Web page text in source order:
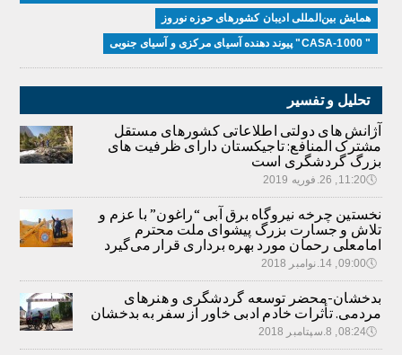
همایش بین‌المللی ادیبان کشور‌های حوزه نوروز
" CASA-1000" پیوند دهنده آسیای مرکزی و آسیای جنوبی
تحلیل و تفسیر
آژانش های دولتی اطلاعاتی کشورهای مستقل
مشترک المنافع: تاجیکستان دارای ظرفیت های
بزرگ گردشگری است
🕔11:20, 26.فوریه 2019
نخستین چرخه نیروگاه برق آبی “راغون” با عزم و
تلاش و جسارت بزرگ پیشوای ملت محترم
امامعلی رحمان مورد بهره برداری قرار می‌گیرد
🕔09:00, 14.نوامبر 2018
بدخشان-محضر توسعه گردشگری و هنرهای
مردمی. تأثرات خادم ادبی خاور از سفر به بدخشان
🕔08:24, 8.سپتامبر 2018